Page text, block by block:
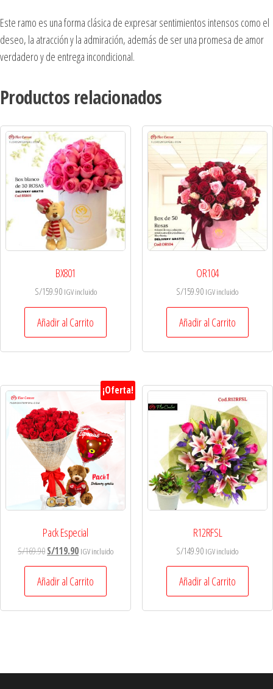
Este ramo es una forma clásica de expresar sentimientos intensos como el
deseo, la atracción y la admiración, además de ser una promesa de amor
verdadero y de entrega incondicional.
Productos relacionados
BX801
S/159.90 IGV incluido
Añadir al Carrito
OR104
S/159.90 IGV incluido
Añadir al Carrito
¡Oferta!
Pack Especial
S/169.90S/119.90 IGV incluido
Añadir al Carrito
R12RFSL
S/149.90 IGV incluido
Añadir al Carrito